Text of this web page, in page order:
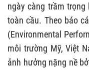
ngày càng trầm
toàn cầu. Theo báo
(Environmental
môi trường Mỹ, Việt
ảnh hưởng nặng nề